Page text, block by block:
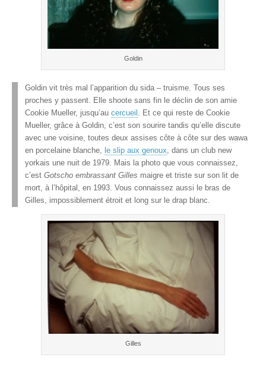
Goldin
Goldin vit très mal l’apparition du sida – truisme. Tous ses
proches y passent. Elle shoote sans fin le déclin de son amie
Cookie Mueller, jusqu’au cercueil
. Et ce qui reste de Cookie
Mueller, grâce à Goldin, c’est son sourire tandis qu’elle discute
avec une voisine, toutes deux assises côte à côte sur des wawa
en porcelaine blanche,
le slip aux genoux , dans un club new
yorkais une nuit de 1979. Mais la photo que vous connaissez,
c’est Gotscho embrassant Gilles maigre et triste sur son lit de
mort, à l’hôpital, en 1993. Vous connaissez aussi le bras de
Gilles, impossiblement étroit et long sur le drap blanc.
Gilles